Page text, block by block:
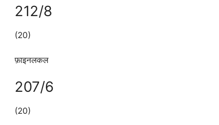
212/8
(20)
फ़ाइनलकल
207/6
(20)